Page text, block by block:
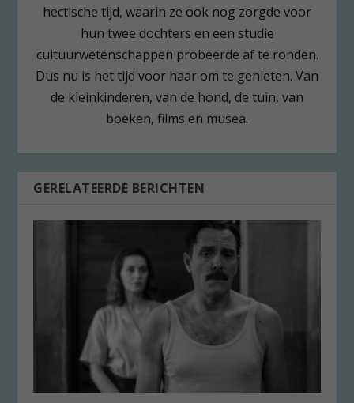
hectische tijd, waarin ze ook nog zorgde voor
hun twee dochters en een studie
cultuurwetenschappen probeerde af te ronden.
Dus nu is het tijd voor haar om te genieten. Van
de kleinkinderen, van de hond, de tuin, van
boeken, films en musea.
GERELATEERDE BERICHTEN